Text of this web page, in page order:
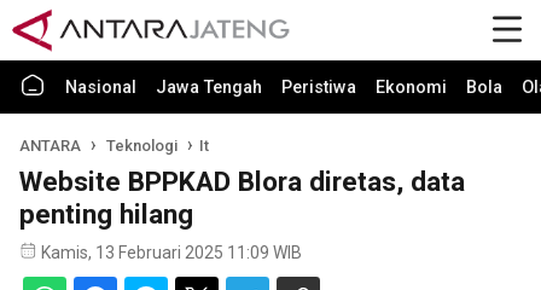
Nasional Jawa Tengah Peristiwa Ekonomi Bola
ANTARA Teknologi It
Website BPPKAD Blora diretas, data
penting hilang
Kamis, 13 Februari 2025 11:09 WIB